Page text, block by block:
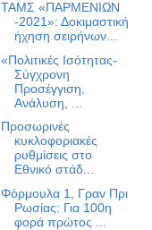
ΤΑΜΣ «ΠΑΡΜΕΝΙΩΝ
-2021»: Δοκιμαστική
ήχηση σειρήνων...
«Πολιτικές Ισότητας-
Σύγχρονη
Προσέγγιση,
Ανάλυση, ...
Προσωρινές
κυκλοφοριακές
ρυθμίσεις στο
Εθνικό στάδ...
Φόρμουλα 1, Γραν Πρι
Ρωσίας: Για 100η
φορά πρώτος ...